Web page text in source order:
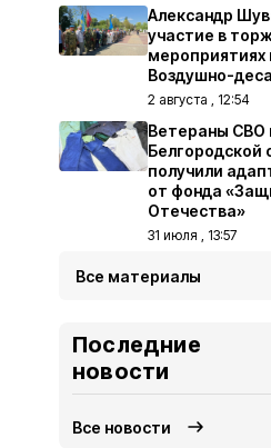
Александр
участие в
мероприятиях
Воздушно-
2 августа , 12:54
Ветераны СВО
Белгородской
получили
от фонда
Отечества»
31 июля , 13:57
Все материалы
Последние
новости
Все новости